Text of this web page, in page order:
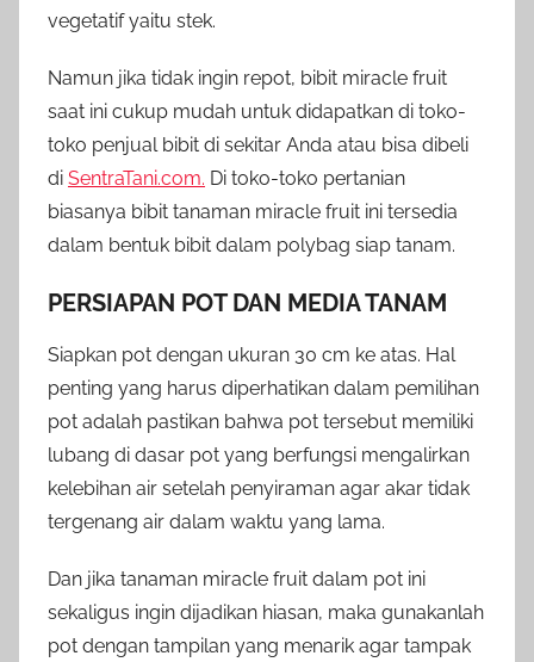
vegetatif yaitu stek.
Namun jika tidak ingin repot, bibit miracle fruit
saat ini cukup mudah untuk didapatkan di toko-
toko penjual bibit di sekitar Anda atau bisa dibeli
di SentraTani.com. Di toko-toko pertanian
biasanya bibit tanaman miracle fruit ini tersedia
dalam bentuk bibit dalam polybag siap tanam.
PERSIAPAN POT DAN MEDIA TANAM
Siapkan pot dengan ukuran 30 cm ke atas. Hal
penting yang harus diperhatikan dalam pemilihan
pot adalah pastikan bahwa pot tersebut memiliki
lubang di dasar pot yang berfungsi mengalirkan
kelebihan air setelah penyiraman agar akar tidak
tergenang air dalam waktu yang lama.
Dan jika tanaman miracle fruit dalam pot ini
sekaligus ingin dijadikan hiasan, maka gunakanlah
pot dengan tampilan yang menarik agar tampak